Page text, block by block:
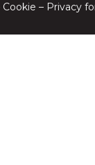
Cookie – Privacy